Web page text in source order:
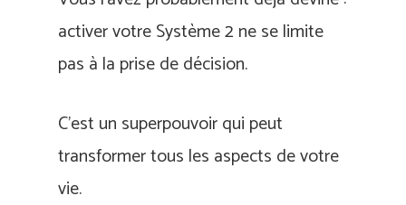
activer votre Système 2 ne se limite
pas à la prise de décision.
C’est un superpouvoir qui peut
transformer tous les aspects de votre
vie.